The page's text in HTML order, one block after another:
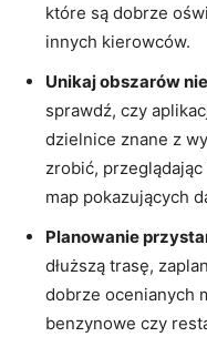
które są dobrze
innych kierowców.
Unikaj obszarów
sprawdź, czy
dzielnice znane z
zrobić,
map pokazujących
Planowanie
dłuższą trasę,
‌dobrze ocenianych
benzynowe czy